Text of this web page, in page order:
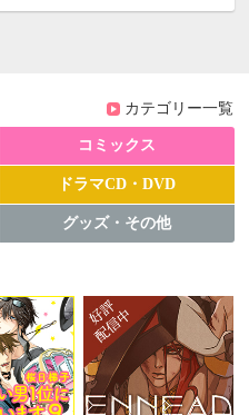
カテゴリー一覧
コミックス
ドラマCD・DVD
グッズ・その他